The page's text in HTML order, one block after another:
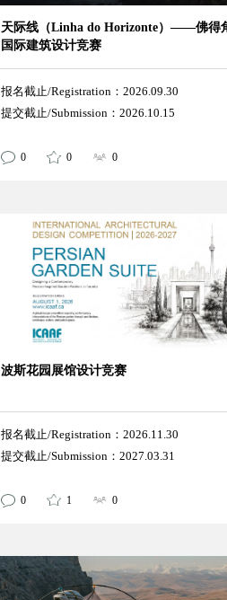
天际线（Linha do Horizonte）——佛得
国际建筑设计竞赛
报名截止/Registration：2026.09.30
提交截止/Submission：2026.10.15
0 0 0
波斯花园展馆设计竞赛
报名截止/Registration：2026.11.30
提交截止/Submission：2027.03.31
0 1 0